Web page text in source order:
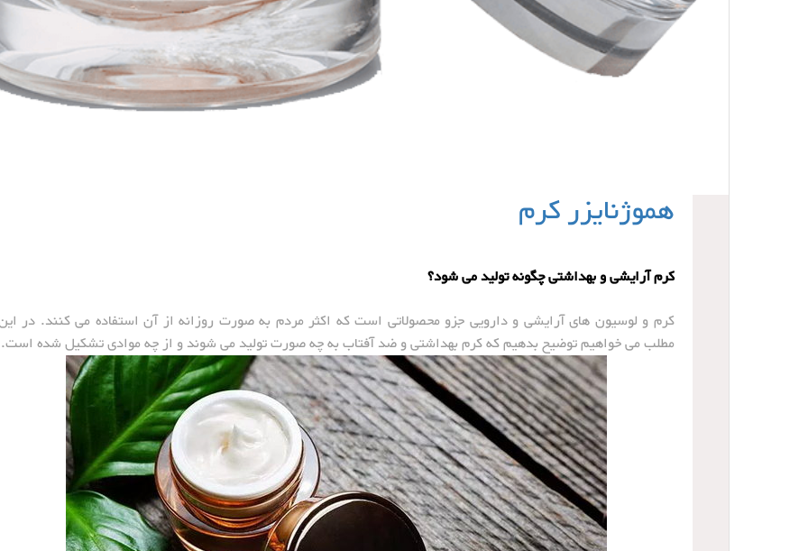
هموژنایزر کرم
کرم آرایشی و بهداشتی چگونه تولید می شود؟
کرم و لوسیون های آرایشی و دارویی جزو محصولاتی است که اکثر مردم به صورت روزانه از آن استفاده می کنند. در
مطلب می خواهیم توضیح بدهیم که کرم بهداشتی و ضد آفتاب به چه صورت تولید می شوند و از چه موادی تشکیل شده است.